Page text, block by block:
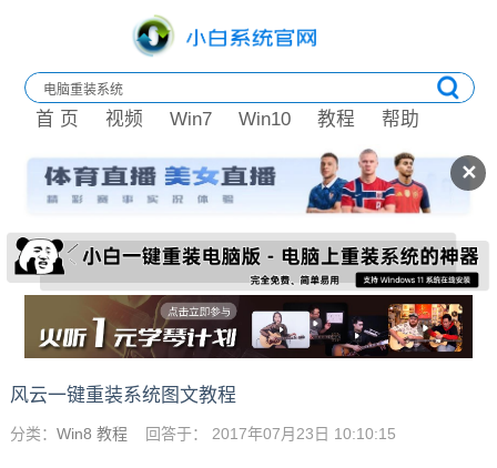
✕
首 页 视频 Win7 Win10 教程 帮助
风云一键重装系统图文教程
分类： Win8 教程 回答于： 2017年07月23日 10:10:15